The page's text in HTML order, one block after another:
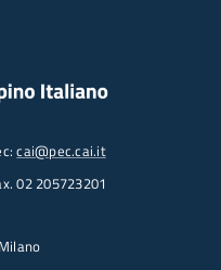
cai@pec.cai.it
02 205723201